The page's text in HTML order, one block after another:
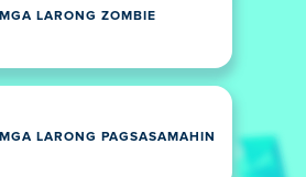
MGA LARONG ZOMBIE
MGA LARONG PAGSASAMAHIN